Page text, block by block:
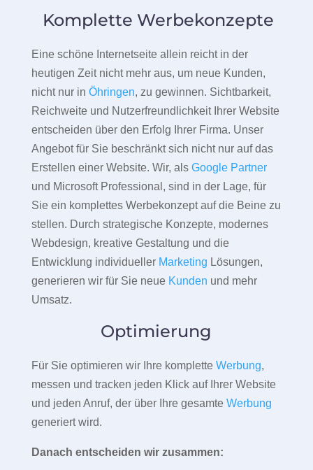
Komplette Werbekonzepte
Eine schöne Internetseite allein reicht in der
heutigen Zeit nicht mehr aus, um neue Kunden,
nicht nur in Öhringen, zu gewinnen. Sichtbarkeit,
Reichweite und Nutzerfreundlichkeit Ihrer Website
entscheiden über den Erfolg Ihrer Firma. Unser
Angebot für Sie beschränkt sich nicht nur auf das
Erstellen einer Website. Wir, als Google Partner
und Microsoft Professional, sind in der Lage, für
Sie ein komplettes Werbekonzept auf die Beine zu
stellen. Durch strategische Konzepte, modernes
Webdesign, kreative Gestaltung und die
Entwicklung individueller Marketing Lösungen,
generieren wir für Sie neue Kunden und mehr
Umsatz.
Optimierung
Für Sie optimieren wir Ihre komplette Werbung,
messen und tracken jeden Klick auf Ihrer Website
und jeden Anruf, der über Ihre gesamte Werbung
generiert wird.
Danach entscheiden wir zusammen: